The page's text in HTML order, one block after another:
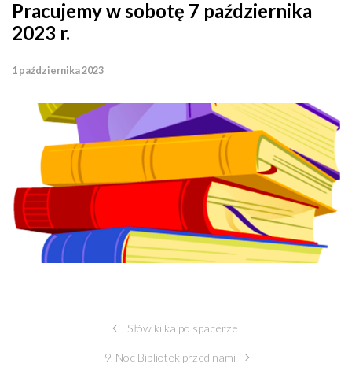
Pracujemy w sobotę 7 października
2023 r.
1 października 2023
Słów kilka po spacerze
9. Noc Bibliotek przed nami